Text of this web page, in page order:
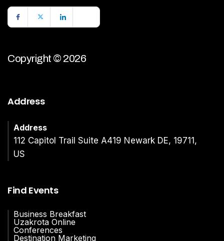
Copyright © 2026
Address
Address
112 Capitol Trail Suite A419 Newark DE, 19711,
US
Find Events
Business Breakfast
Uzakrota Online
Conferences
Destination Marketing